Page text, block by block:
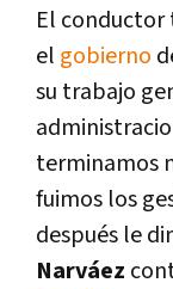
El conductor
el gobierno
su trabajo
terminamos
fuimos los
después le
Narváez